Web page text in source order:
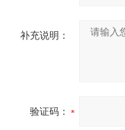
补充说明：
验证码：